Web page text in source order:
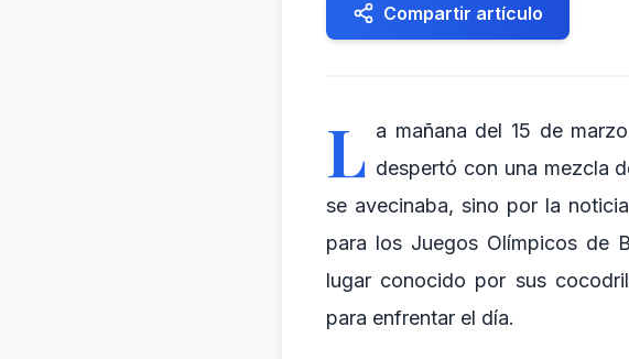
Compartir artículo
L a mañana del 15 de
despertó con una mezcla
se avecinaba, sino por la
para los Juegos Olímpicos de
lugar conocido por sus
para enfrentar el día.